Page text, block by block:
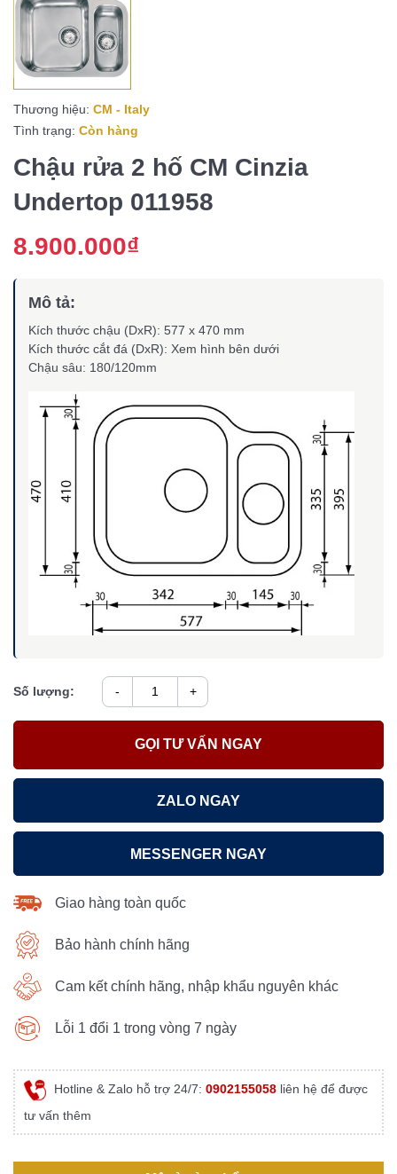
Thương hiệu: CM - Italy
Tình trạng: Còn hàng
Chậu rửa 2 hố CM Cinzia
Undertop 011958
8.900.000₫
Mô tả:
Kích thước chậu (DxR): 577 x 470 mm
Kích thước cắt đá (DxR): Xem hình bên dưới
Chậu sâu: 180/120mm
Số lượng: - +
GỌI TƯ VẤN NGAY
ZALO NGAY
MESSENGER NGAY
Giao hàng toàn quốc
Bảo hành chính hãng
Cam kết chính hãng, nhập khẩu nguyên khác
Lỗi 1 đổi 1 trong vòng 7 ngày
Hotline & Zalo hỗ trợ 24/7: 0902155058 liên hệ để được
tư vấn thêm